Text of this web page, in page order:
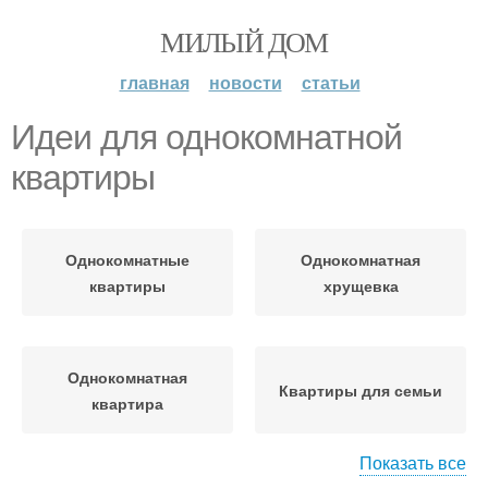
МИЛЫЙ ДОМ
главная новости статьи
Идеи для однокомнатной
квартиры
Однокомнатные
квартиры
Однокомнатная
хрущевка
Однокомнатная
квартира
Квартиры для семьи
Показать все